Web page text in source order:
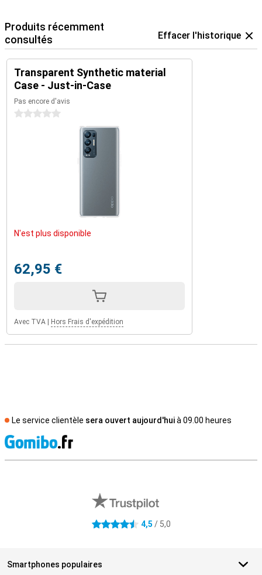
Produits récemment
consultés
Effacer l'historique
Transparent Synthetic material
Case - Just-in-Case
Pas encore d'avis
0 étoiles
N'est plus disponible
62,95 €
Avec TVA Hors Frais d'expédition
Le service clientèle sera ouvert aujourd'huià 09.00 heures
4.5 étoiles 4,5 / 5,0
Smartphones populaires